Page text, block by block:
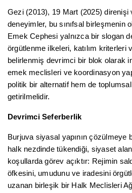
Gezi (2013), 19 Mart (2025)
deneyimler, bu sınıfsal birleşmenin
Emek Cephesi yalnızca bir slogan
örgütlenme ilkeleri, katılım kriterleri
belirlenmiş devrimci bir blok olarak
emek meclisleri ve koordinasyon
politik bir alternatif hem de
getirilmelidir.
Devrimci Seferberlik
Burjuva siyasal yapının çözülmeye
halk nezdinde tükendiği, siyaset
koşullarda görev açıktır: Rejimin
öfkesini, umudunu ve iradesini
uzanan birleşik bir Halk Meclisleri